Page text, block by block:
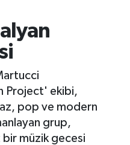
Project' ekibi,
pop ve modern
grup,
müzik gecesi